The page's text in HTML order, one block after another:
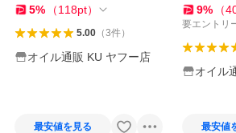
MIL-L 2105 D モ−チルギア
5% （118pt）
5.00（3件）
オイル通販 KU ヤフー店
最安値を見る
シック 国
連盟（
9% （
要エントリ
オイル
最安値